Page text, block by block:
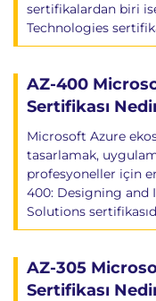
Disaster
Business
12. Azure
Azure Monitor
Metrics
Logs
Activity Log
Azure Alerts
Alert Rules
sertifikalardan biri
Technologies
AZ-400
Sertifikası
Microsoft Azure
tasarlamak,
profesyoneller için
400: Designing
Solutions
AZ-305
Sertifikası